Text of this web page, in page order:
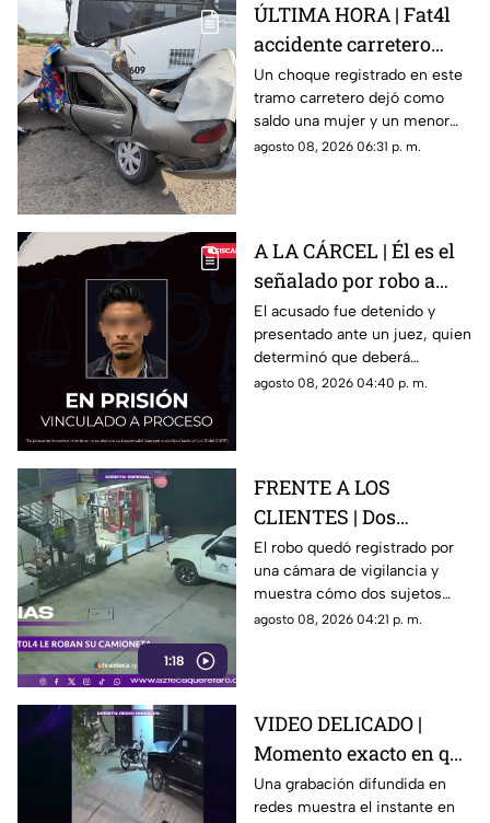
ÚLTIMA HORA | Fat4l
accidente carretero
deja una mujer y un
niño mu3rtos en San
Juan del Río
Un choque registrado en este
tramo carretero dejó como
saldo una mujer y un menor
sin vida, además de una
agosto 08, 2026 06:31 p. m.
A LA CÁRCEL | Él es el
señalado por robo a
una casa en Santa Rosa
Jáuregui
El acusado fue detenido y
presentado ante un juez, quien
determinó que deberá
permanecer en prisión
agosto 08, 2026 04:40 p. m.
1:18
FRENTE A LOS
CLIENTES | Dos
hombres enc4ñonan a
conductor y se llevan
su camioneta
El robo quedó registrado por
una cámara de vigilancia y
muestra cómo dos sujetos
obligaron a un conductor y a
agosto 08, 2026 04:21 p. m.
VIDEO DELICADO |
Momento exacto en que
camioneta atropella a
un perro y conductor
Una grabación difundida en
redes muestra el instante en